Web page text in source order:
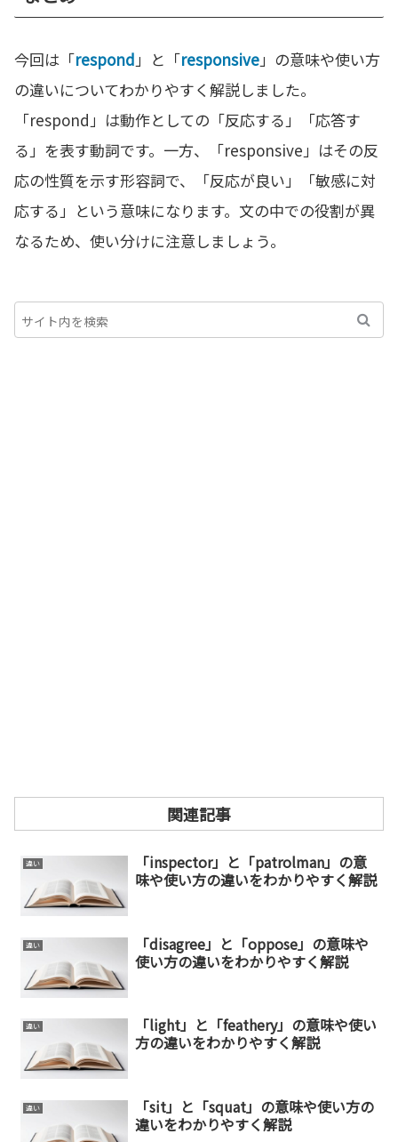
今回は「respond」と「responsive」の意味や使い方
の違いについてわかりやすく解説しました。
「respond」は動作としての「反応する」「応答す
る」を表す動詞です。一方、「responsive」はその反
応の性質を示す形容詞で、「反応が良い」「敏感に対
応する」という意味になります。文の中での役割が異
なるため、使い分けに注意しましょう。
関連記事
違い
「inspector」と「patrolman」の意
味や使い方の違いをわかりやすく解説
違い
「disagree」と「oppose」の意味や
使い方の違いをわかりやすく解説
違い
「light」と「feathery」の意味や使い
方の違いをわかりやすく解説
違い
「sit」と「squat」の意味や使い方の
違いをわかりやすく解説